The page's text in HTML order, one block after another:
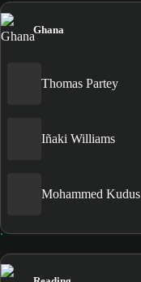
Ghana
Thomas Partey
Iñaki Williams
Mohammed Kudus